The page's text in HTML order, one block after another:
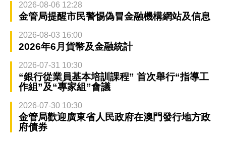
2026-08-06 12:28
金管局提醒市民警惕偽冒金融機構網站及信息
2026-08-03 16:00
2026年6月貨幣及金融統計
2026-07-31 10:30
“銀行從業員基本培訓課程” 首次舉行“指導工
作組”及“專家組”會議
2026-07-30 10:30
金管局歡迎廣東省人民政府在澳門發行地方政
府債券